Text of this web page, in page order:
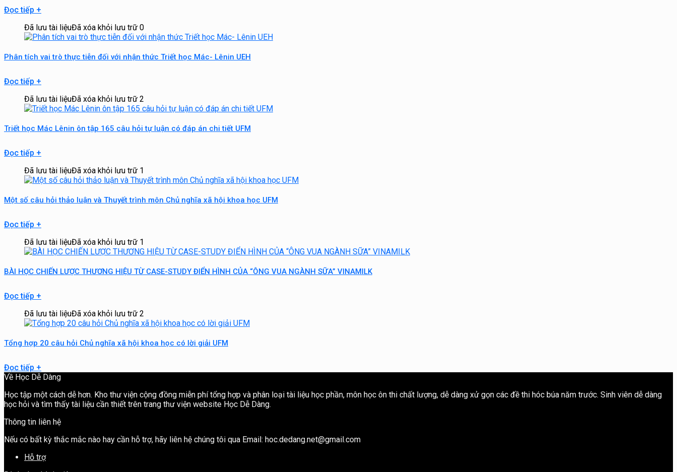
Đọc tiếp +
Đã lưu tài liệuĐã xóa khỏi lưu trữ 0
Phân tích vai trò thực tiễn đối với nhận thức Triết học Mác- Lênin UEH
Đọc tiếp +
Đã lưu tài liệuĐã xóa khỏi lưu trữ 2
Triết học Mác Lênin ôn tập 165 câu hỏi tự luận có đáp án chi tiết UFM
Đọc tiếp +
Đã lưu tài liệuĐã xóa khỏi lưu trữ 1
Một số câu hỏi thảo luận và Thuyết trình môn Chủ nghĩa xã hội khoa học UFM
Đọc tiếp +
Đã lưu tài liệuĐã xóa khỏi lưu trữ 1
BÀI HỌC CHIẾN LƯỢC THƯƠNG HIỆU TỪ CASE-STUDY ĐIỂN HÌNH CỦA “ÔNG VUA NGÀNH SỮA” VINAMILK
Đọc tiếp +
Đã lưu tài liệuĐã xóa khỏi lưu trữ 2
Tổng hợp 20 câu hỏi Chủ nghĩa xã hội khoa học có lời giải UFM
Đọc tiếp +
Về Học Dễ Dàng
Học tập một cách dễ hơn. Kho thư viện cộng đồng miễn phí tổng hợp và phân loại tài liệu học phần, môn học ôn thi chất lượng, dễ dàng xử gọn các đề thi hóc búa năm trước. Sinh viên dễ dàng
học hỏi và tìm thấy tài liệu cần thiết trên trang thư viện website Học Dễ Dàng.
Thông tin liên hệ
Nếu có bất kỳ thắc mắc nào hay cần hỗ trợ, hãy liên hệ chúng tôi qua Email: hoc.dedang.net@gmail.com
Hỗ trợ